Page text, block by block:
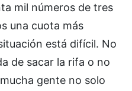
mil números de tres
una cuota más
está difícil. No
de sacar la rifa o no
gente no solo